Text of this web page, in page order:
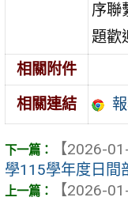
序聯
題歡
相關附件
相關連結
【2026-
學115學年度日間
【2026-